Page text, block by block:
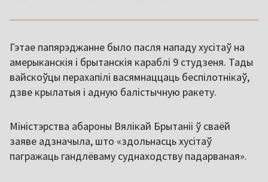
Гэтае папярэджанне было пасля нападу хусітаў на
амерыканскія і брытанскія караблі 9 студзеня. Тады
вайскоўцы перахапілі васямнаццаць беспілотнікаў,
дзве крылатыя і адную балістычную ракету.
Міністэрства абароны Вялікай Брытаніі ў сваёй
заяве адзначыла, што «здольнасць хусітаў
пагражаць гандлёваму суднаходству падарваная».